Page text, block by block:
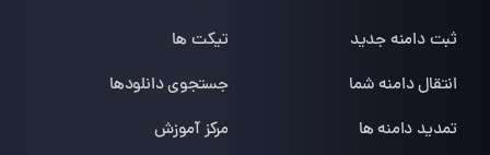
ثبت دامنه جدید
انتقال دامنه شما
تمدید دامنه ها
تیکت ها
جستجوی دانلودها
مرکز آموزش